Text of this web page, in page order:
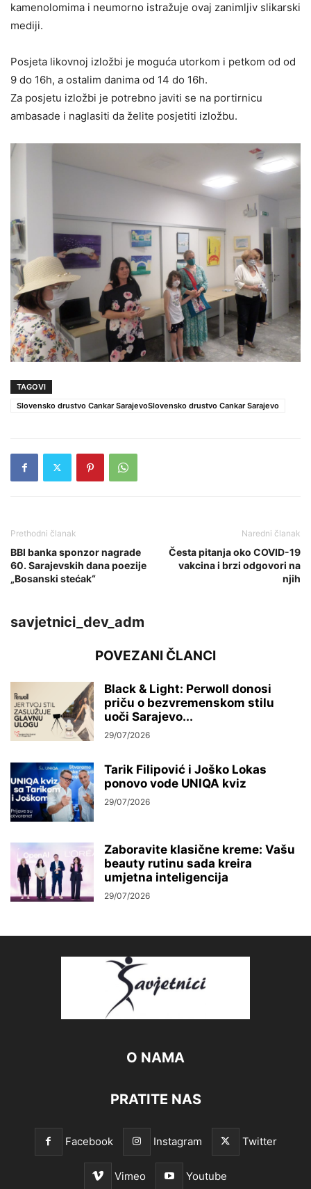
kamenolomima i neumorno istražuje ovaj zanimljiv slikarski
mediji.
Posjeta likovnoj izložbi je moguća utorkom i petkom od od
9 do 16h, a ostalim danima od 14 do 16h.
Za posjetu izložbi je potrebno javiti se na portirnicu
ambasade i naglasiti da želite posjetiti izložbu.
TAGOVI
Slovensko drustvo Cankar SarajevoSlovensko drustvo Cankar Sarajevo
Prethodni članak
BBI banka sponzor nagrade
60. Sarajevskih dana poezije
„Bosanski stećak“
Naredni članak
Česta pitanja oko COVID-19
vakcina i brzi odgovori na
njih
savjetnici_dev_adm
POVEZANI ČLANCI
Black & Light: Perwoll donosi
priču o bezvremenskom stilu
uoči Sarajevo...
29/07/2026
Tarik Filipović i Joško Lokas
ponovo vode UNIQA kviz
29/07/2026
Zaboravite klasične kreme: Vašu
beauty rutinu sada kreira
umjetna inteligencija
29/07/2026
O NAMA
PRATITE NAS
Facebook Instagram Twitter
Vimeo Youtube